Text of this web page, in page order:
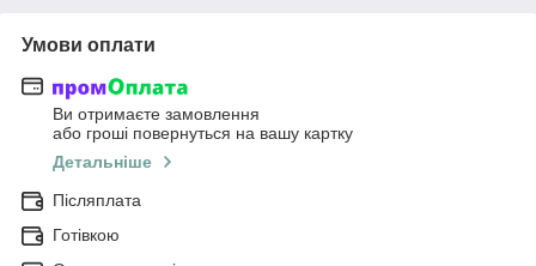
Умови оплати
Ви отримаєте замовлення
або гроші повернуться на вашу картку
Детальніше
Післяплата
Готівкою